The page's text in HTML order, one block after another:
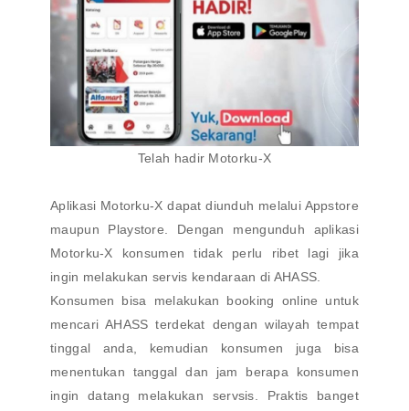
Telah hadir Motorku-X
Aplikasi Motorku-X dapat diunduh melalui Appstore
maupun Playstore. Dengan mengunduh aplikasi
Motorku-X konsumen tidak perlu ribet lagi jika
ingin melakukan servis kendaraan di AHASS.
Konsumen bisa melakukan booking online untuk
mencari AHASS terdekat dengan wilayah tempat
tinggal anda, kemudian konsumen juga bisa
menentukan tanggal dan jam berapa konsumen
ingin datang melakukan servsis. Praktis banget